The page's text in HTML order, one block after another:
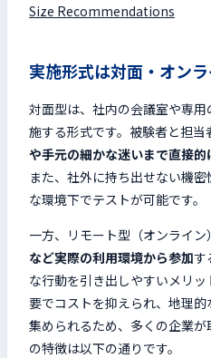
Size Recommendations
実施形式は対面・オン
対面型は、社内の会議室や専
施する形式です。被験者と担当
や手元の細かな迷いまで直接的
また、社外に持ち出せない機
な環境下でテストが可能です。
一方、リモート型（オンライン
など実際の利用環境から参加す
な行動を引き出しやすいメリ
要でコストを抑えられ、地理
集められるため、多くの企業
の特徴は以下の通りです。